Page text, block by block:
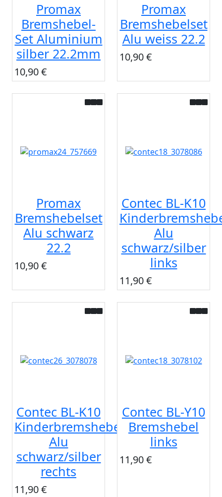
Promax
Bremshebel-
Set Aluminium
silber 22.2mm
10,90 €
Promax
Bremshebelset
Alu weiss 22.2
10,90 €
Promax
Bremshebelset
Alu schwarz
22.2
10,90 €
Contec BL-K10
Alu
schwarz/silber
links
11,90 €
Contec BL-K10
Kinderbremshebel
Alu
schwarz/silber
rechts
11,90 €
Contec BL-Y10
Bremshebel
links
11,90 €